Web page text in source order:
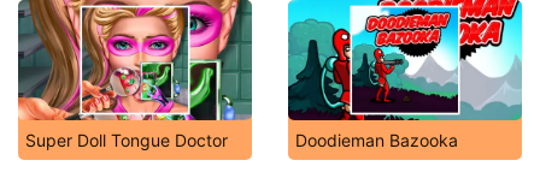
Super Doll Tongue Doctor Doodieman Bazooka